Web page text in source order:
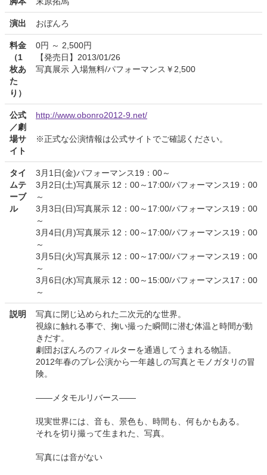
演出 おぼんろ
料金
（1
枚あ
た
り）
0円 ～ 2,500円
【発売日】2013/01/26
写真展示 入場無料/パフォーマンス￥2,500
公式
／劇
場サ
イト
http://www.obonro2012-9.net/
※正式な公演情報は公式サイトでご確認ください。
タイ
ムテ
ーブ
ル
3月1日(金)パフォーマンス19：00～
3月2日(土)写真展示 12：00～17:00/パフォーマンス19：00
～
3月3日(日)写真展示 12：00～17:00/パフォーマンス19：00
～
3月4日(月)写真展示 12：00～17:00/パフォーマンス19：00
～
3月5日(火)写真展示 12：00～17:00/パフォーマンス19：00
～
3月6日(水)写真展示 12：00～15:00/パフォーマンス17：00
～
説明
写真に閉じ込められた二次元的な世界。
視線に触れる事で、掬い撮った瞬間に潜む体温と時間が動
きだす。
劇団おぼんろのフィルターを通過してうまれる物語。
2012年春のプレ公演から一年越しの写真とモノガタリの冒
険。
――メタモルリバース――
現実世界には、音も、景色も、時間も、何もかもある。
それを切り撮って生まれた、写真。
写真には音がない